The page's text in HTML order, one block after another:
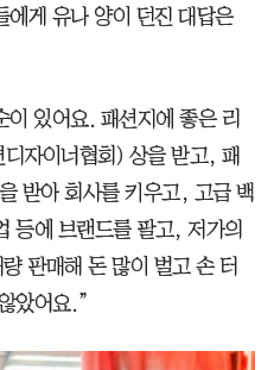
에게 유나 양이 던진 대답은
이 있어요. 패션지에 좋은 리
자이너협회) 상을 받고, 패
받아 회사를 키우고, 고급 백
등에 브랜드를 팔고, 저가의
판매해 돈 많이 벌고 손 터
았어요.”